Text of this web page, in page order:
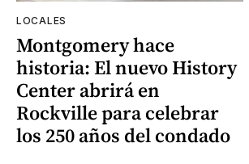
LOCALES
Montgomery hace
historia: El nuevo History
Center abrirá en
Rockville para celebrar
los 250 años del condado